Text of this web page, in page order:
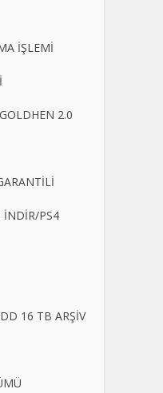
İŞLEMİ
2.0
İNDİR/PS4
16 TB ARŞİV